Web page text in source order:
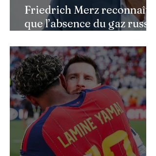
Friedrich Merz reconnaît
que l’absence du gaz russe
l’économie allemande